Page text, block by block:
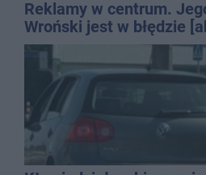
Reklamy w centrum.
Wroński jest w błędzie